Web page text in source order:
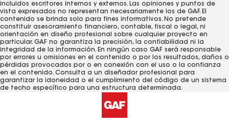
incluidos escritores internos y externos. Las opiniones y puntos de
vista expresados ​​no representan necesariamente los de GAF. El
contenido se brinda solo para fines informativos. No pretende
constituir asesoramiento financiero, contable, fiscal o legal, ni
orientación en diseño profesional sobre cualquier proyecto en
particular. GAF no garantiza la precisión, la confiabilidad ni la
integridad de la información. En ningún caso GAF será responsable
por errores u omisiones en el contenido o por los resultados, daños o
pérdidas provocados ​​por o en conexión con el uso o la confianza
en el contenido. Consulta a un diseñador profesional para
garantizar la idoneidad o el cumplimiento del código de un sistema
de techo específico para una estructura determinada.